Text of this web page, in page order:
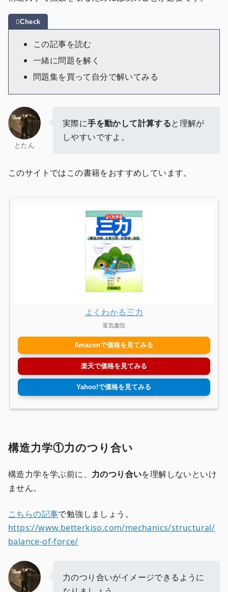
この記事を読む
一緒に問題を解く
問題集を買って自分で解いてみる
とたん
実際に手を動かして計算すると理解が
しやすいですよ。
このサイトではこの書籍をおすすめしています。
よくわかる三力
電気書院
Amazonで価格を見てみる
楽天で価格を見てみる
Yahoo!で価格を見てみる
構造力学①力のつり合い
構造力学を学ぶ前に、 力のつり合いを理解しないといけ
ません。
こちらの記事で勉強しましょう。
https://www.betterkiso.com/mechanics/structural/
balance-of-force/
力のつり合いがイメージできるように